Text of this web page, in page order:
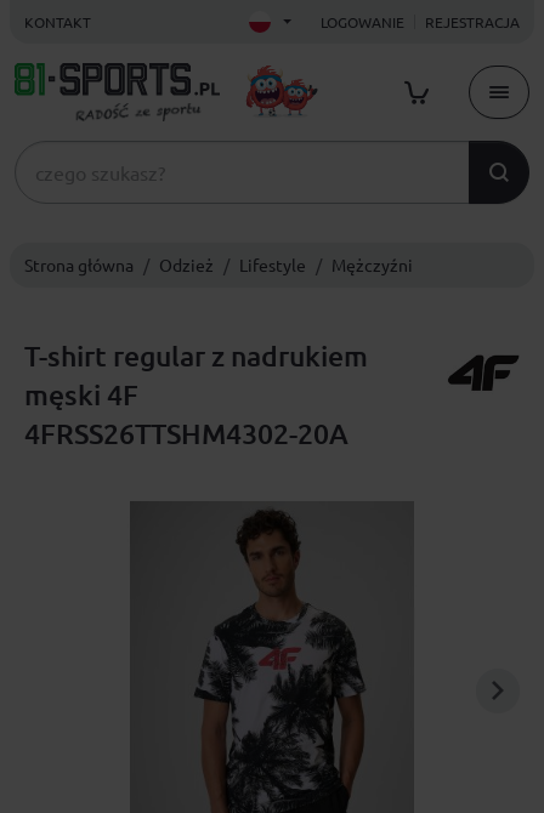
KONTAKT LOGOWANIE REJESTRACJA
Strona główna Odzież Lifestyle Mężczyźni
T-shirt regular z nadrukiem
męski 4F
4FRSS26TTSHM4302-20A